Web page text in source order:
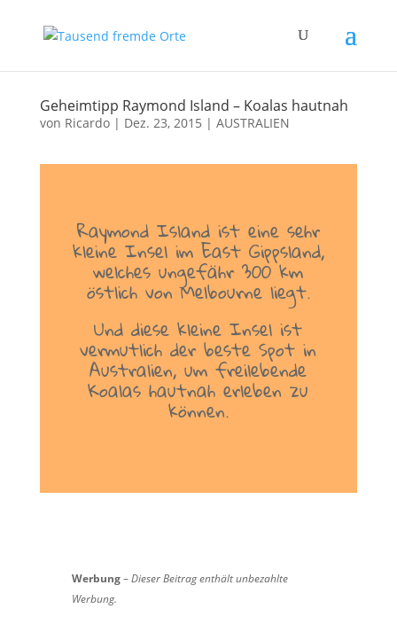
Geheimtipp Raymond Island – Koalas hautnah
von Ricardo| Dez. 23, 2015 | AUSTRALIEN
Raymond Island ist eine sehr
kleine Insel im East Gippsland,
welches ungefähr 300 km
östlich von Melbourne liegt.
Und diese kleine Insel ist
vermutlich der beste Spot in
Australien, um freilebende
Koalas hautnah erleben zu
können.
Werbung–Dieser Beitrag enthält unbezahlte
Werbung.